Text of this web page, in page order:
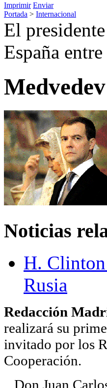
Imprimir Enviar
Portada > Internacional
El
España
Noticias
H. Clinton
Rusia
Redacción
realizará su
invitado por los
Cooperación.
Don Juan